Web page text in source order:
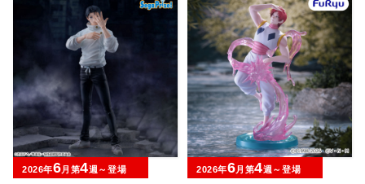
2026年6月第4週～登場 2026年6月第4週～登場